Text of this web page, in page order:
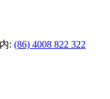
: (86) 4008 822 322